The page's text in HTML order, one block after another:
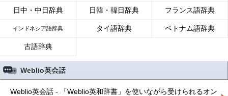
日中・中日辞典 日韓・韓日辞典 フランス語辞典
インドネシア語辞典 タイ語辞典 ベトナム語辞典
古語辞典
Weblio英会話
Weblio英会話 - 「Weblio英和辞書」を使いながら受けられるオン